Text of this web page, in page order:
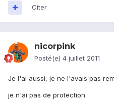
Citer
nicorpink
Posté(e) 4 juillet 2011
Je l'ai aussi, je ne l'avais pas
je n'ai pas de protection.